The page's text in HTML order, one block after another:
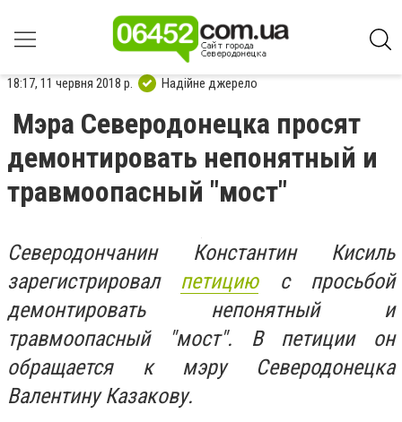
18:17, 11 червня 2018 р. Надійне джерело
Мэра Северодонецка просят
демонтировать непонятный и
травмоопасный "мост"
Северодончанин Константин Кисиль
зарегистрировал петициюс просьбой
демонтировать непонятный и
травмоопасный "мост". В петиции он
обращается к мэру Северодонецка
Валентину Казакову.